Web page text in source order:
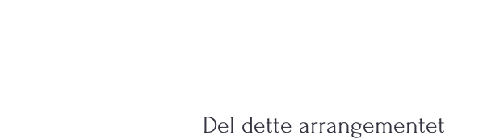
Del dette arrangementet